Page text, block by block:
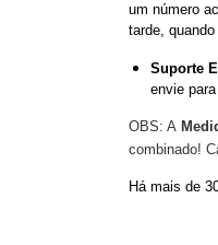
um número
tarde,
Suporte
envie
OBS: A
combinado!
Há mais de